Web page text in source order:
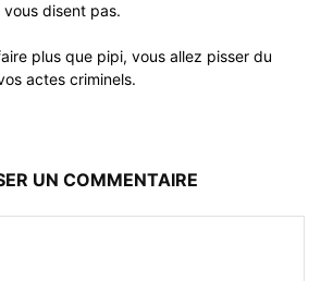
disent pas.
plus que pipi, vous allez pisser du
actes criminels.
UN COMMENTAIRE